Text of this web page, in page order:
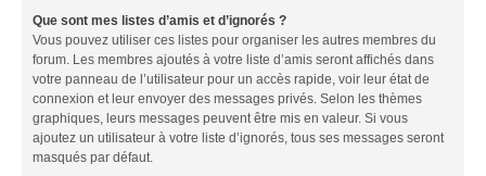
Que sont mes listes d’amis et d’ignorés ?
Vous pouvez utiliser ces listes pour organiser les autres membres du
forum. Les membres ajoutés à votre liste d’amis seront affichés dans
votre panneau de l’utilisateur pour un accès rapide, voir leur état de
connexion et leur envoyer des messages privés. Selon les thèmes
graphiques, leurs messages peuvent être mis en valeur. Si vous
ajoutez un utilisateur à votre liste d’ignorés, tous ses messages seront
masqués par défaut.